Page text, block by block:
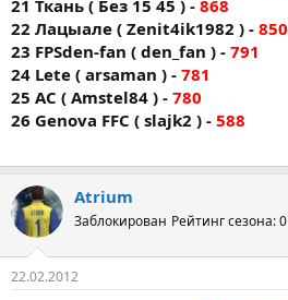
21 Ткань ( Без 15 45 ) - 868
22 Лацыале ( Zenit4ik1982 ) - 850
23 FPSden-fan ( den_fan ) - 791
24 Lete ( arsaman ) - 781
25 AC ( Amstel84 ) - 780
26 Genova FFC ( slajk2 ) - 588
Atrium
Заблокирован Рейтинг сезона: 0
22.02.2012